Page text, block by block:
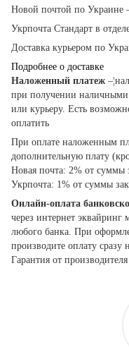
Новой почтой по Украине
Укрпочта Стандарт в
Доставка курьером по
Подробнее о доставке
Наложенный платеж
при получении наличными
или курьеру. Есть
оплатить
При оплате наложенным
дополнительную плату
Новая почта: 2% от суммы
Укрпочта: 1% от суммы
Онлайн-оплата
через интернет эквайринг
любого банка. При
производите оплату сразу
Гарантия от